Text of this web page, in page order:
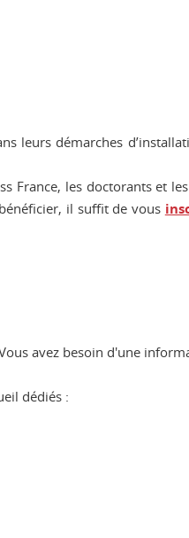
leurs démarches
France, les doctorants et
il suffit de vous
avez besoin d'une
dédiés :